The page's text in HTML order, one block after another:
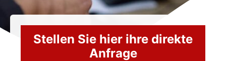
Stellen Sie hier ihre direkte
Anfrage